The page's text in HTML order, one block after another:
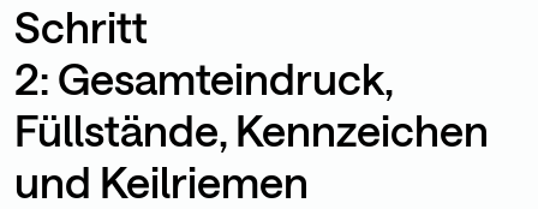
Schritt
2: Gesamteindruck,
Füllstände, Kennzeichen
und Keilriemen